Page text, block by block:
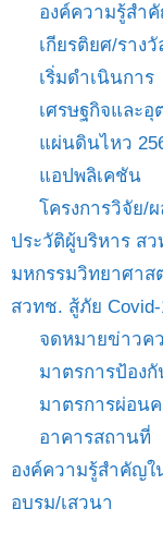
องค์ความรู้สำ
เกียรติยศ/รางวั
เริ่มดำเนินการ
เศรษฐกิจและอุ
แผ่นดินไหว
แอปพลิเคชัน
โครงการวิจัย/
ประวัติผู้บริหาร สว
มหกรรมวิทยาศาส
สวทช. สู้ภัย Covid-
จดหมายข่าวค
มาตรการป้องกั
มาตรการผ่อน
อาคารสถานที่
องค์ความรู้สำคัญใ
อบรม/เสวนา